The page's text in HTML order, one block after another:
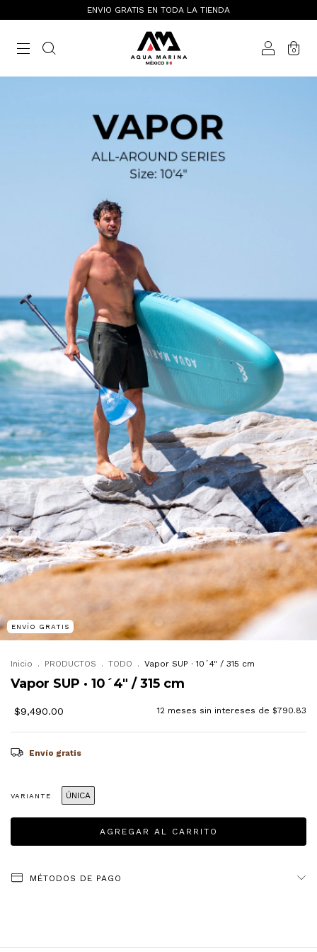
ENVIO GRATIS EN TODA LA TIENDA
0
ENVÍO GRATIS
Inicio . PRODUCTOS . TODO . Vapor SUP · 10´4" / 315 cm
Vapor SUP · 10´4" / 315 cm
$9,490.00 12 meses sin intereses de $790.83
Envío gratis
VARIANTE ÚNICA
MÉTODOS DE PAGO